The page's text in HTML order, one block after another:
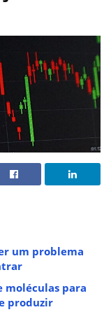
um problema
moléculas para
produzir